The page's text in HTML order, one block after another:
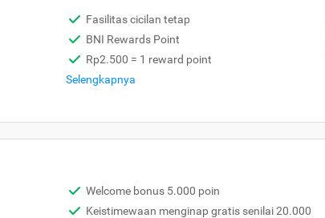
Fasilitas cicilan tetap
BNI Rewards Point
Rp2.500 = 1 reward point
Selengkapnya
Welcome bonus 5.000 poin
Keistimewaan menginap gratis senilai 20.000